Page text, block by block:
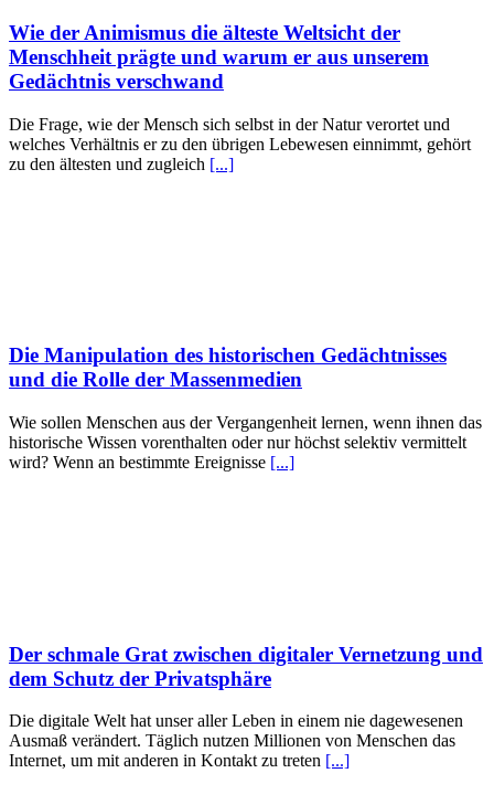
Wie der Animismus die älteste Weltsicht der
Menschheit prägte und warum er aus unserem
Gedächtnis verschwand
Die Frage, wie der Mensch sich selbst in der Natur verortet und
welches Verhältnis er zu den übrigen Lebewesen einnimmt, gehört
zu den ältesten und zugleich [...]
Die Manipulation des historischen Gedächtnisses
und die Rolle der Massenmedien
Wie sollen Menschen aus der Vergangenheit lernen, wenn ihnen das
historische Wissen vorenthalten oder nur höchst selektiv vermittelt
wird? Wenn an bestimmte Ereignisse [...]
Der schmale Grat zwischen digitaler Vernetzung und
dem Schutz der Privatsphäre
Die digitale Welt hat unser aller Leben in einem nie dagewesenen
Ausmaß verändert. Täglich nutzen Millionen von Menschen das
Internet, um mit anderen in Kontakt zu treten [...]